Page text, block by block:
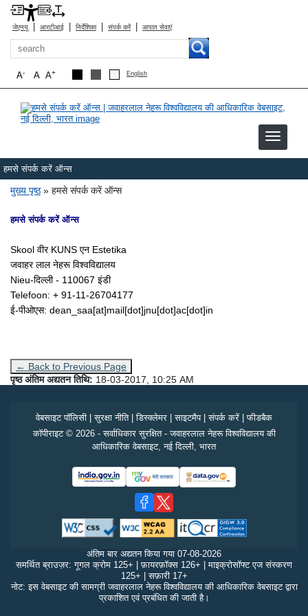
जेएनयू | आरटीआई | निर्देशिका | संपर्क करें | आपात सेवाएं
खोज
A+
A
A- English
हमसे संपर्क करें ऑन्स
पग चिन्ह
मुख्य पृष्ठ हमसे संपर्क करें ऑन्स
हमसे संपर्क करें ऑन्स
Skool वीर KUNS एन Estetika
जवाहर लाल नेहरू विश्वविद्यालय
Nieu-दिल्ली - 110067 इंडी
Telefoon: + 91-11-26704177
ई-पीओएस: dean_saa[at]mail[dot]jnu[dot]ac[dot]in
← Back to Previous Page
पृष्ठ अंतिम अद्यतन तिथि: 18-03-2017, 10:25 AM
वेबसाइट पॉलिसी |सुरक्षा नीति|डिस्क्लेमर |साइटमैप|संपर्क करें |फीडबैक
कॉपीराइट © 2026 - सर्वाधिकार सुरक्षित - जवाहरलाल नेहरू विश्वविद्यालय की
आधिकारिक वेबसाइट, नई दिल्ली, भारत
अंतिम बार अद्यतन किया गया 07-08-2026
समर्थित ब्राउज़र: गूगल क्रोम 125+ | फ़ायरफ़ॉक्स 126+ | माइक्रोसॉफ्ट एज संस्करण
125+ | सफ़ारी 17+
नोट: इस वेबसाइट की सामग्री जवाहरलाल नेहरू विश्वविद्यालय की आधिकारिक वेबसाइट द्वारा
प्रकाशित एवं प्रबंधित की जाती है।